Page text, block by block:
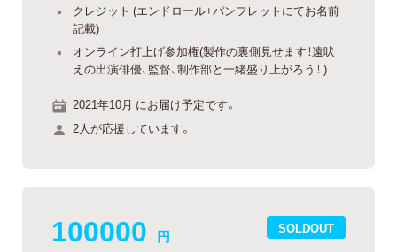
クレジット (エンドロール+パンフレットにてお名前
記載)
オンライン打上げ参加権(製作の裏側見せます！遠吠
えの出演俳優、監督、制作部と一緒盛り上がろう！ )
2021年10月 にお届け予定です。
2人が応援しています。
SOLDOUT
100000 円